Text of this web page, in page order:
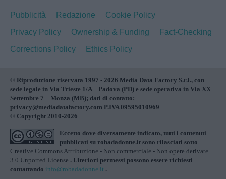
Pubblicità Redazione
Cookie Policy
Privacy Policy
Ownership & Funding
Fact-Checking
Corrections Policy
Ethics Policy
© Riproduzione riservata 1997 - 2026 Media Data Factory S.r.l., con
sede legale in Via Trieste 1/A – Padova (PD) e sede operativa in Via XX
Settembre 7 – Monza (MB); dati di contatto:
privacy@mediadatafactory.com P.IVA 09595010969
© Copyright 2010-2026
Eccetto dove diversamente indicato, tutti i contenuti
pubblicati su robadadonne.it sono rilasciati sotto
Creative Commons Attribuzione - Non commerciale - Non opere derivate
3.0 Unported License . Ulteriori permessi possono essere richiesti
contattando info@robadadonne.it .